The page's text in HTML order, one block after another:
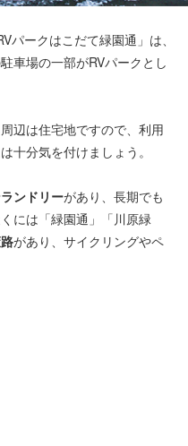
ークはこだて緑園通」は、
車場の一部がRVパークとし
辺は住宅地ですので、利用
十分気を付けましょう。
ンドリーがあり、長期でも
には「緑園通」「川原緑
があり、サイクリングやペ